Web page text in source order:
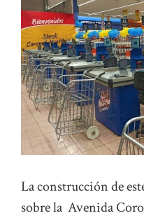
La construcción de
sobre la Avenida